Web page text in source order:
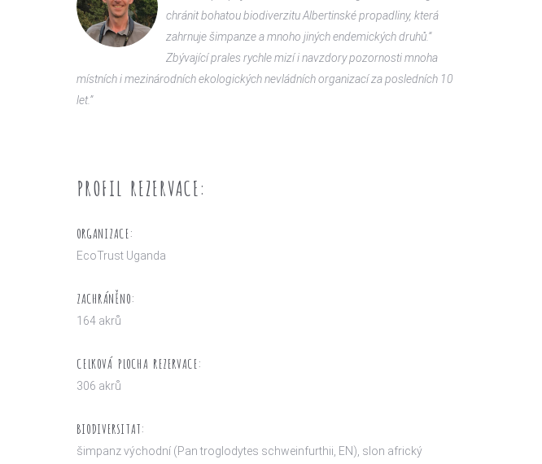
chránit bohatou biodiverzitu Albertinské propadliny, která
zahrnuje šimpanze a mnoho jiných endemických druhů.“
Zbývající prales rychle mizí i navzdory pozornosti mnoha
místních i mezinárodních ekologických nevládních organizací za posledních 10
let.”
PROFIL REZERVACE:
ORGANIZACE:
EcoTrust Uganda
ZACHRÁNĚNO:
164 akrů
CELKOVÁ PLOCHA REZERVACE:
306 akrů
BIODIVERSITAT:
šimpanz východní (Pan troglodytes schweinfurthii, EN), slon africký